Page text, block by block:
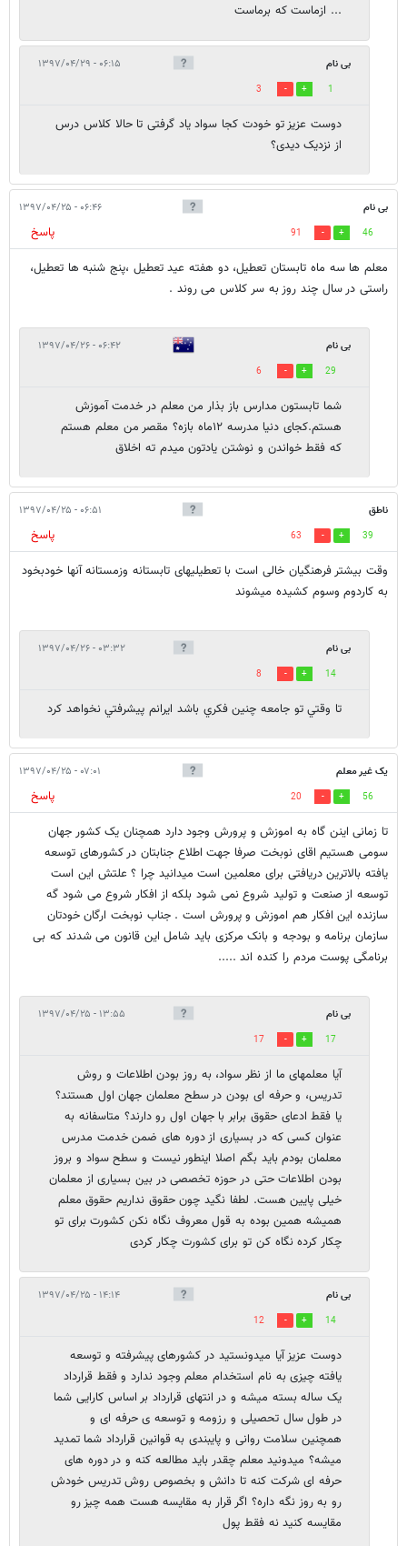
... ازماست که برماست
بی نام ۰۶:۱۵ - ۱۳۹۷/۰۴/۲۹
1
3
دوست عزیز تو خودت کجا سواد یاد گرفتی تا حالا کلاس درس
از نزدیک دیدی؟
بی نام ۰۶:۴۶ - ۱۳۹۷/۰۴/۲۵
46
91
پاسخ
معلم ها سه ماه تابستان تعطیل، دو هفته عید تعطیل ،پنج شنبه ها تعطیل،
راستی در سال چند روز به سر کلاس می روند .
بی نام ۰۶:۴۲ - ۱۳۹۷/۰۴/۲۶
29
6
شما تابستون مدارس باز بذار من معلم در خدمت آموزش
هستم.کجای دنیا مدرسه ۱۲ماه بازه؟ مقصر من معلم هستم
که فقط خواندن و نوشتن یادتون میدم ته اخلاق
ناطق ۰۶:۵۱ - ۱۳۹۷/۰۴/۲۵
39
63
پاسخ
وقت بیشتر فرهنگیان خالی است با تعطیلیهای تابستانه وزمستانه آنها خودبخود
به کاردوم وسوم کشیده میشوند
بی نام ۰۳:۳۲ - ۱۳۹۷/۰۴/۲۶
14
8
تا وقتي تو جامعه چنين فكري باشد ايرانم پيشرفتي نخواهد كرد
یک غیر معلم ۰۷:۰۱ - ۱۳۹۷/۰۴/۲۵
56
20
پاسخ
تا زمانی اینن گاه به اموزش و پرورش وجود دارد همچنان یک کشور جهان
سومی هستیم اقای نوبخت صرفا جهت اطلاع جنابتان در کشورهای توسعه
یافته بالاترین دریافتی برای معلمین است میدانید چرا ؟ علتش این است
توسعه از صنعت و تولید شروع نمی شود بلکه از افکار شروع می شود گه
سازنده این افکار هم اموزش و پرورش است . جناب نوبخت ارگان خودتان
سازمان برنامه و بودجه و بانک مرکزی باید شامل این قانون می شدند که بی
برنامگی پوست مردم را کنده اند .....
بی نام ۱۳:۵۵ - ۱۳۹۷/۰۴/۲۵
17
17
آیا معلمهای ما از نظر سواد، به روز بودن اطلاعات و روش
تدریس، و حرفه ای بودن در سطح معلمان جهان اول هستند؟
یا فقط ادعای حقوق برابر با جهان اول رو دارند؟ متاسفانه به
عنوان کسی که در بسیاری از دوره های ضمن خدمت مدرس
معلمان بودم باید بگم اصلا اینطور نیست و سطح سواد و بروز
بودن اطلاعات حتی در حوزه تخصصی در بین بسیاری از معلمان
خیلی پایین هست. لطفا نگید چون حقوق نداریم حقوق معلم
همیشه همین بوده به قول معروف نگاه نکن کشورت برای تو
چکار کرده نگاه کن تو برای کشورت چکار کردی
بی نام ۱۴:۱۴ - ۱۳۹۷/۰۴/۲۵
14
12
دوست عزیز آیا میدونستید در کشورهای پیشرفته و توسعه
یافته چیزی به نام استخدام معلم وجود ندارد و فقط قرارداد
یک ساله بسته میشه و در انتهای قرارداد بر اساس کارایی شما
در طول سال تحصیلی و رزومه و توسعه ی حرفه ای و
همچنین سلامت روانی و پایبندی به قوانین قرارداد شما تمدید
میشه؟ میدونید معلم چقدر باید مطالعه کنه و در دوره های
حرفه ای شرکت کنه تا دانش و بخصوص روش تدریس خودش
رو به روز نگه داره؟ اگر قرار به مقایسه هست همه چیز رو
مقایسه کنید نه فقط پول